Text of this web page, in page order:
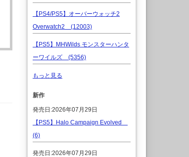
【PS4/PS5】オーバーウォッチ2
Overwatch2 (12003)
【PS5】MHWilds モンスターハンタ
ーワイルズ (5356)
もっと見る
新作
発売日:2026年07月29日
【PS5】Halo Campaign Evolved
(6)
発売日:2026年07月29日